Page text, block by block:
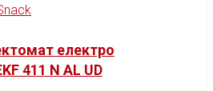
електро
411 N AL UD